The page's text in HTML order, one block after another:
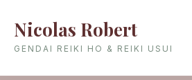
Nicolas Robert
GENDAI REIKI HO & REIKI USUI